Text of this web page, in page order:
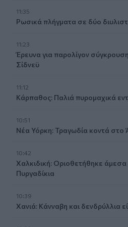
11:35
Ρωσικά πλήγματα σε δύο
11:23
Έρευνα για παρολίγον
Σίδνεϋ
11:12
Κάρπαθος: Παλιά πυρομαχικά
10:51
Νέα Υόρκη: Τραγωδία κοντά στο
10:42
Χαλκιδική: Οριοθετήθηκε
Πυργαδίκια
10:39
Χανιά: Κάνναβη και δενδρύλλια